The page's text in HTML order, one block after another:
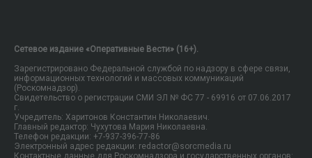
Сетевое издание «Оперативные Вести» (16+).
Зарегистрировано Федеральной службой по надзору в сфере связи,
информационных технологий и массовых коммуникаций
(Роскомнадзор).
Свидетельство о регистрации СМИ ЭЛ № ФС 77 - 69916 от 07.06.2017
г.
Учредитель: Харитонов Константин Николаевич.
Главный редактор: Чухутова Мария Николаевна.
Телефон редакции: +7-937-396-77-86
Электронный адрес редакции: redactor@sorcmedia.ru
Контактные данные для Роскомнадзора и государственных органов: